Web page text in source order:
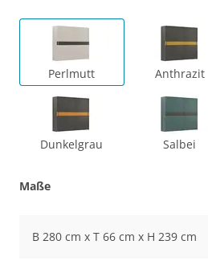
Perlmutt Anthrazit
Dunkelgrau Salbei
Maße
B 280 cm x T 66 cm x H 239 cm